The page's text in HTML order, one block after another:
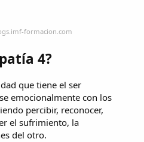
formacion.com
4?
que tiene el ser
emocionalmente con los
percibir, reconocer,
el sufrimiento, la
del otro.